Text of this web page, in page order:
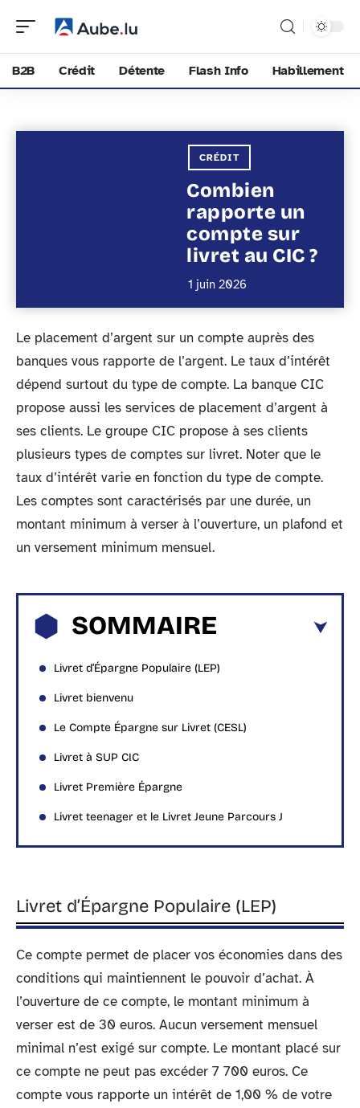
B2B Crédit Détente Flash Info Habillement
CRÉDIT
Combien
rapporte un
compte sur
livret au CIC ?
1 juin 2026
Le placement d’argent sur un compte auprès des
banques vous rapporte de l’argent. Le taux d’intérêt
dépend surtout du type de compte. La banque CIC
propose aussi les services de placement d’argent à
ses clients. Le groupe CIC propose à ses clients
plusieurs types de comptes sur livret. Noter que le
taux d’intérêt varie en fonction du type de compte.
Les comptes sont caractérisés par une durée, un
montant minimum à verser à l’ouverture, un plafond et
un versement minimum mensuel.
SOMMAIRE
Livret d’Épargne Populaire (LEP)
Livret bienvenu
Le Compte Épargne sur Livret (CESL)
Livret à SUP CIC
Livret Première Épargne
Livret teenager et le Livret Jeune Parcours J
Livret d’Épargne Populaire (LEP)
Ce compte permet de placer vos économies dans des
conditions qui maintiennent le pouvoir d’achat. À
l’ouverture de ce compte, le montant minimum à
verser est de 30 euros. Aucun versement mensuel
minimal n’est exigé sur compte. Le montant placé sur
ce compte ne peut pas excéder 7 700 euros. Ce
compte vous rapporte un intérêt de 1,00 % de votre